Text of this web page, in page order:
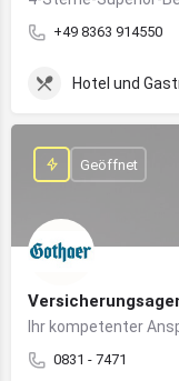
+49 8363 914550
Hotel und
Ihr kompetenter
0831 - 7471
Geöffnet